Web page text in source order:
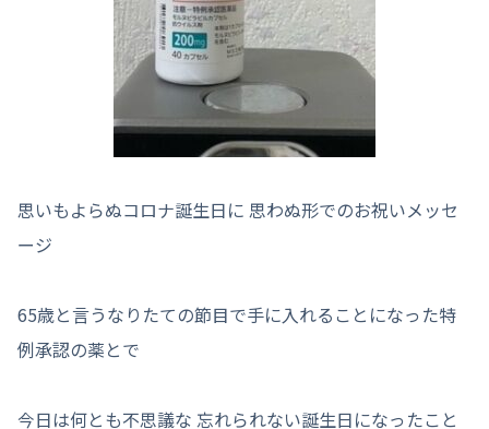
思いもよらぬコロナ誕生日に 思わぬ形でのお祝いメッセ
ージ
65歳と言うなりたての節目で手に入れることになった特
例承認の薬とで
今日は何とも不思議な 忘れられない誕生日になったこと